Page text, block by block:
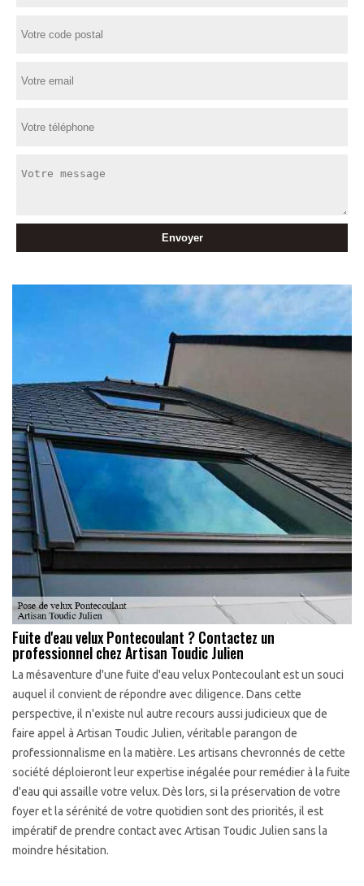
Fuite d'eau velux Pontecoulant ? Contactez un
professionnel chez Artisan Toudic Julien
La mésaventure d'une fuite d'eau velux Pontecoulant est un souci
auquel il convient de répondre avec diligence. Dans cette
perspective, il n'existe nul autre recours aussi judicieux que de
faire appel à Artisan Toudic Julien, véritable parangon de
professionnalisme en la matière. Les artisans chevronnés de cette
société déploieront leur expertise inégalée pour remédier à la fuite
d'eau qui assaille votre velux. Dès lors, si la préservation de votre
foyer et la sérénité de votre quotidien sont des priorités, il est
impératif de prendre contact avec Artisan Toudic Julien sans la
moindre hésitation.